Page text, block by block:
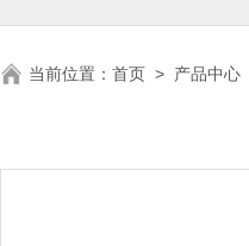
当前位置： 首页 > 产品中心